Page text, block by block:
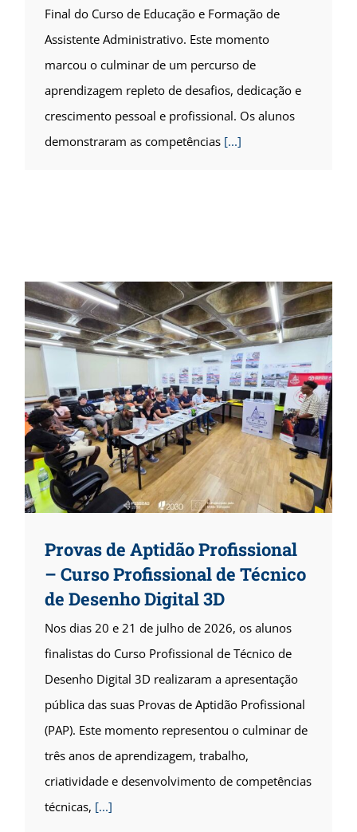
Final do Curso de Educação e Formação de
Assistente Administrativo. Este momento
marcou o culminar de um percurso de
aprendizagem repleto de desafios, dedicação e
crescimento pessoal e profissional. Os alunos
demonstraram as competências [...]
Provas de Aptidão Profissional
– Curso Profissional de Técnico
de Desenho Digital 3D
Nos dias 20 e 21 de julho de 2026, os alunos
finalistas do Curso Profissional de Técnico de
Desenho Digital 3D realizaram a apresentação
pública das suas Provas de Aptidão Profissional
(PAP). Este momento representou o culminar de
três anos de aprendizagem, trabalho,
criatividade e desenvolvimento de competências
técnicas, [...]